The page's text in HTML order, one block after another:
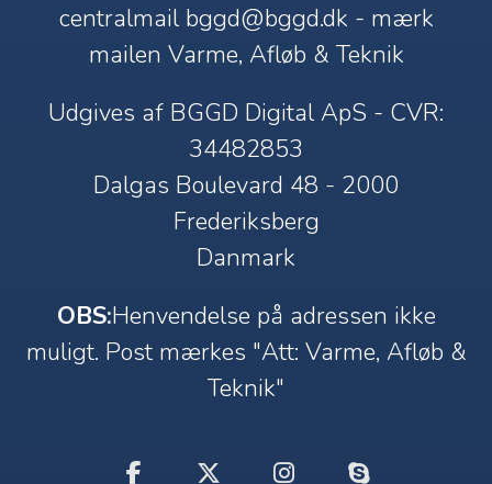
centralmail bggd@bggd.dk - mærk
mailen Varme, Afløb & Teknik
Udgives af BGGD Digital ApS - CVR:
34482853
Dalgas Boulevard 48 - 2000
Frederiksberg
Danmark
OBS:Henvendelse på adressen ikke
muligt. Post mærkes "Att: Varme, Afløb &
Teknik"